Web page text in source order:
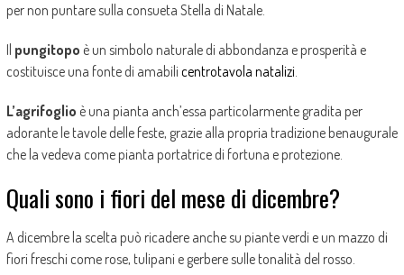
per non puntare sulla consueta Stella di Natale.
Il pungitopo è un simbolo naturale di abbondanza e prosperità e
costituisce una fonte di amabili centrotavola natalizi.
L’agrifoglio è una pianta anch’essa particolarmente gradita per
adorante le tavole delle feste, grazie alla propria tradizione benaugurale
che la vedeva come pianta portatrice di fortuna e protezione.
Quali sono i fiori del mese di dicembre?
A dicembre la scelta può ricadere anche su piante verdi e un mazzo di
fiori freschi come rose, tulipani e gerbere sulle tonalità del rosso.